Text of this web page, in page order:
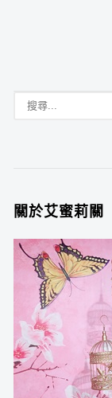
關於艾蜜莉關